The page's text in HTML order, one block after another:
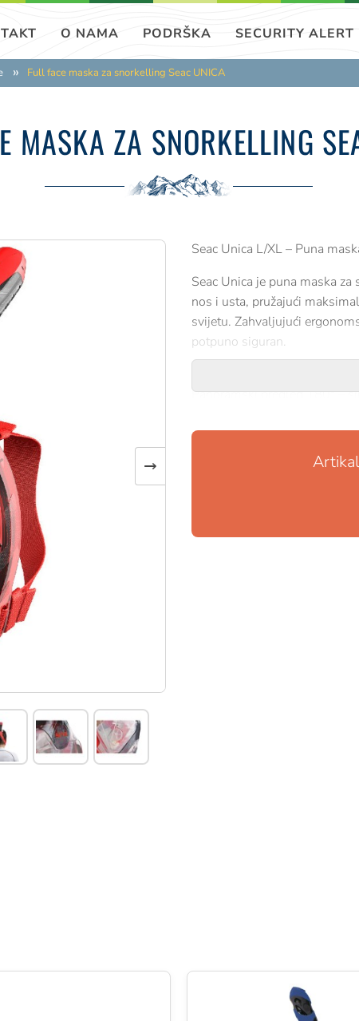
O NAMA PODRŠKA SECURITY ALERT
Full face maska za snorkelling Seac UNICA
MASKA ZA SNORKELLING
→
Seac Unica L/XL – Puna
Seac Unica je puna maska
nos i usta, pružajući
svijetu. Zahvaljujući
potpuno siguran.
Panoramski pregled 180° –
zamagljivanje stakla.
Sigurnost – ventil na vrhu
potapanja; vrh snorkela je u
Udobnost i savršeno
tekućeg silikona, a elastične
udobnost.